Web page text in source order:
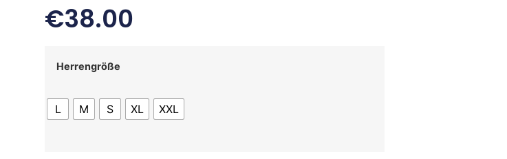
€38.00
Herrengröße
L M S XL XXL